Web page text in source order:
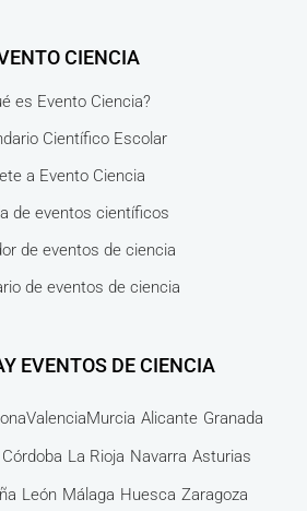
CIENCIA
es Evento Ciencia?
Científico Escolar
a Evento Ciencia
de eventos científicos
de eventos de ciencia
de eventos de ciencia
EVENTOS DE CIENCIA
ValenciaMurcia Alicante Granada
Córdoba La Rioja Navarra Asturias
León Málaga Huesca Zaragoza